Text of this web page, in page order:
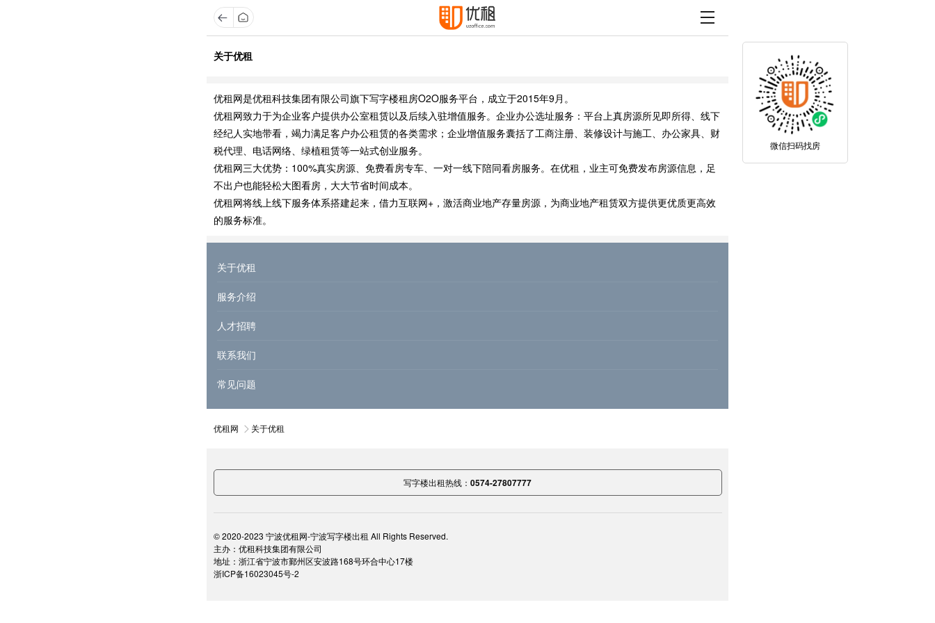
微信扫码找房
关于优租
优租网是优租科技集团有限公司旗下写字楼租房O2O服务平台，成立于2015年9月。
优租网致力于为企业客户提供办公室租赁以及后续入驻增值服务。企业办公选址服务：平台上真房源所见即所得、线下
经纪人实地带看，竭力满足客户办公租赁的各类需求；企业增值服务囊括了工商注册、装修设计与施工、办公家具、财
税代理、电话网络、绿植租赁等一站式创业服务。
优租网三大优势：100%真实房源、免费看房专车、一对一线下陪同看房服务。在优租，业主可免费发布房源信息，足
不出户也能轻松大图看房，大大节省时间成本。
优租网将线上线下服务体系搭建起来，借力互联网+，激活商业地产存量房源，为商业地产租赁双方提供更优质更高效
的服务标准。
关于优租
服务介绍
人才招聘
联系我们
常见问题
优租网 关于优租
写字楼出租热线： 0574-27807777
© 2020-2023 宁波优租网-宁波写字楼出租 All Rights Reserved.
主办：优租科技集团有限公司
地址：浙江省宁波市鄞州区安波路168号环合中心17楼
浙ICP备16023045号-2